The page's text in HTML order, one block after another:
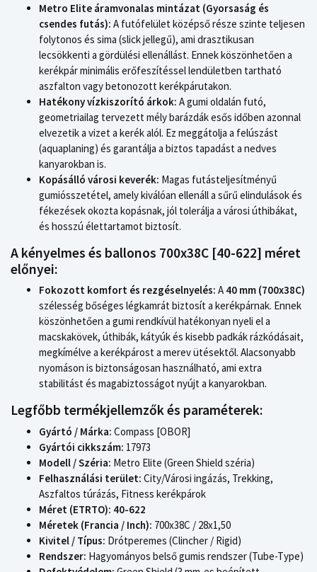
Metro Elite áramvonalas mintázat (Gyorsaság és
csendes futás): A futófelület középső része szinte teljesen
folytonos és sima (slick jellegű), ami drasztikusan
lecsökkenti a gördülési ellenállást. Ennek köszönhetően a
kerékpár minimális erőfeszítéssel lendületben tartható
aszfalton vagy betonozott kerékpárutakon.
Hatékony vízkiszorító árkok: A gumi oldalán futó,
geometriailag tervezett mély barázdák esős időben azonnal
elvezetik a vizet a kerék alól. Ez meggátolja a felúszást
(aquaplaning) és garantálja a biztos tapadást a nedves
kanyarokban is.
Kopásálló városi keverék: Magas futásteljesítményű
gumiósszetétel, amely kiválóan ellenáll a sűrű elindulások és
fékezések okozta kopásnak, jól tolerálja a városi úthibákat,
és hosszú élettartamot biztosít.
A kényelmes és ballonos 700x38C [40-622] méret
előnyei:
Fokozott komfort és rezgéselnyelés: A 40 mm (700x38C)
szélesség bőséges légkamrát biztosít a kerékpárnak. Ennek
köszönhetően a gumi rendkívül hatékonyan nyeli el a
macskakövek, úthibák, kátyúk és kisebb padkák rázkódásait,
megkímélve a kerékpárost a merev ütésektől. Alacsonyabb
nyomáson is biztonságosan használható, ami extra
stabilitást és magabiztosságot nyújt a kanyarokban.
Legfőbb termékjellemzők és paraméterek:
Gyártó / Márka: Compass [OBOR]
Gyártói cikkszám: 17973
Modell / Széria: Metro Elite (Green Shield széria)
Felhasználási terület: City/Városi ingázás, Trekking,
Aszfaltos túrázás, Fitness kerékpárok
Méret (ETRTO): 40-622
Méretek (Francia / Inch): 700x38C / 28x1,50
Kivitel / Típus: Drótperemes (Clincher / Rigid)
Rendszer: Hagyományos belső gumis rendszer (Tube-Type)